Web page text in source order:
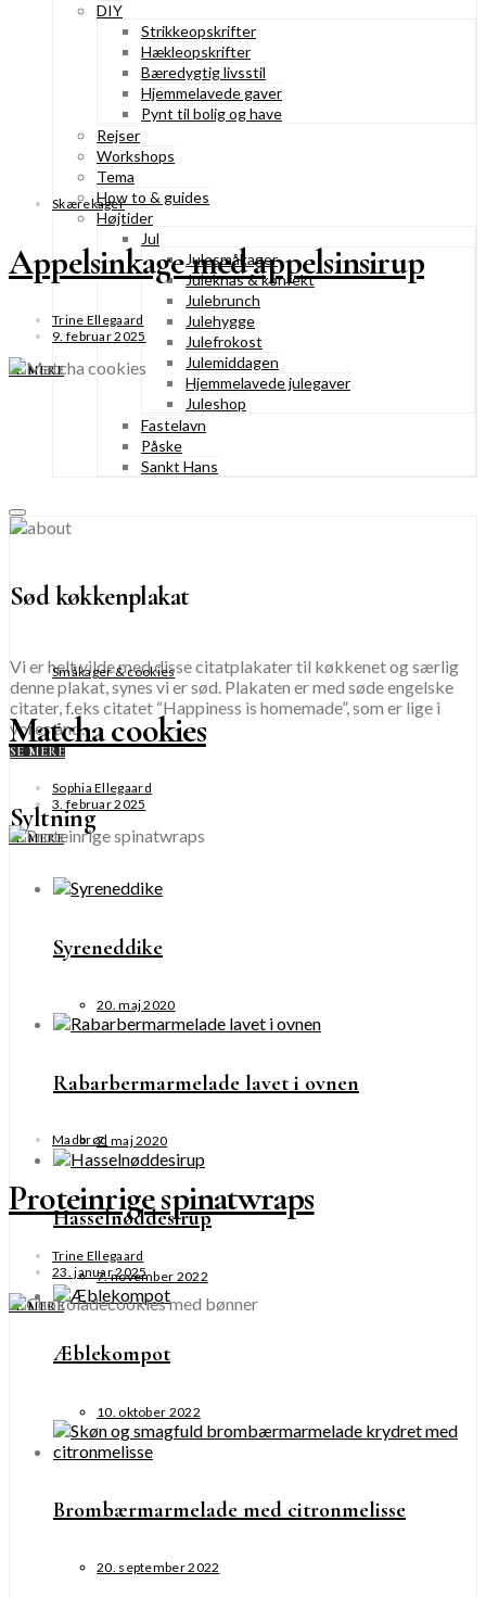
DIY
Strikkeopskrifter
Hækleopskrifter
Bæredygtig livsstil
Hjemmelavede gaver
Pynt til bolig og have
Rejser
Workshops
Tema
How to & guides
Højtider
Jul
Julesmåkager
Juleknas & konfekt
Julebrunch
Julehygge
Julefrokost
Julemiddagen
Hjemmelavede julegaver
Juleshop
Fastelavn
Påske
Sankt Hans
Sød køkkenplakat
Vi er helt vilde med disse citatplakater til køkkenet og særlig
denne plakat, synes vi er sød. Plakaten er med søde engelske
citater, f.eks citatet “Happiness is homemade”, som er lige i
vores ånd.
SE MERE
Syltning
Syreneddike
20. maj 2020
Rabarbermarmelade lavet i ovnen
7. maj 2020
Hasselnøddesirup
7. november 2022
Æblekompot
10. oktober 2022
Brombærmarmelade med citronmelisse
20. september 2022
Skærekager
Appelsinkage med appelsinsirup
Trine Ellegaard
9. februar 2025
SE MERE
Småkager & cookies
Matcha cookies
Sophia Ellegaard
3. februar 2025
SE MERE
Madbrød
Proteinrige spinatwraps
Trine Ellegaard
23. januar 2025
SE MERE